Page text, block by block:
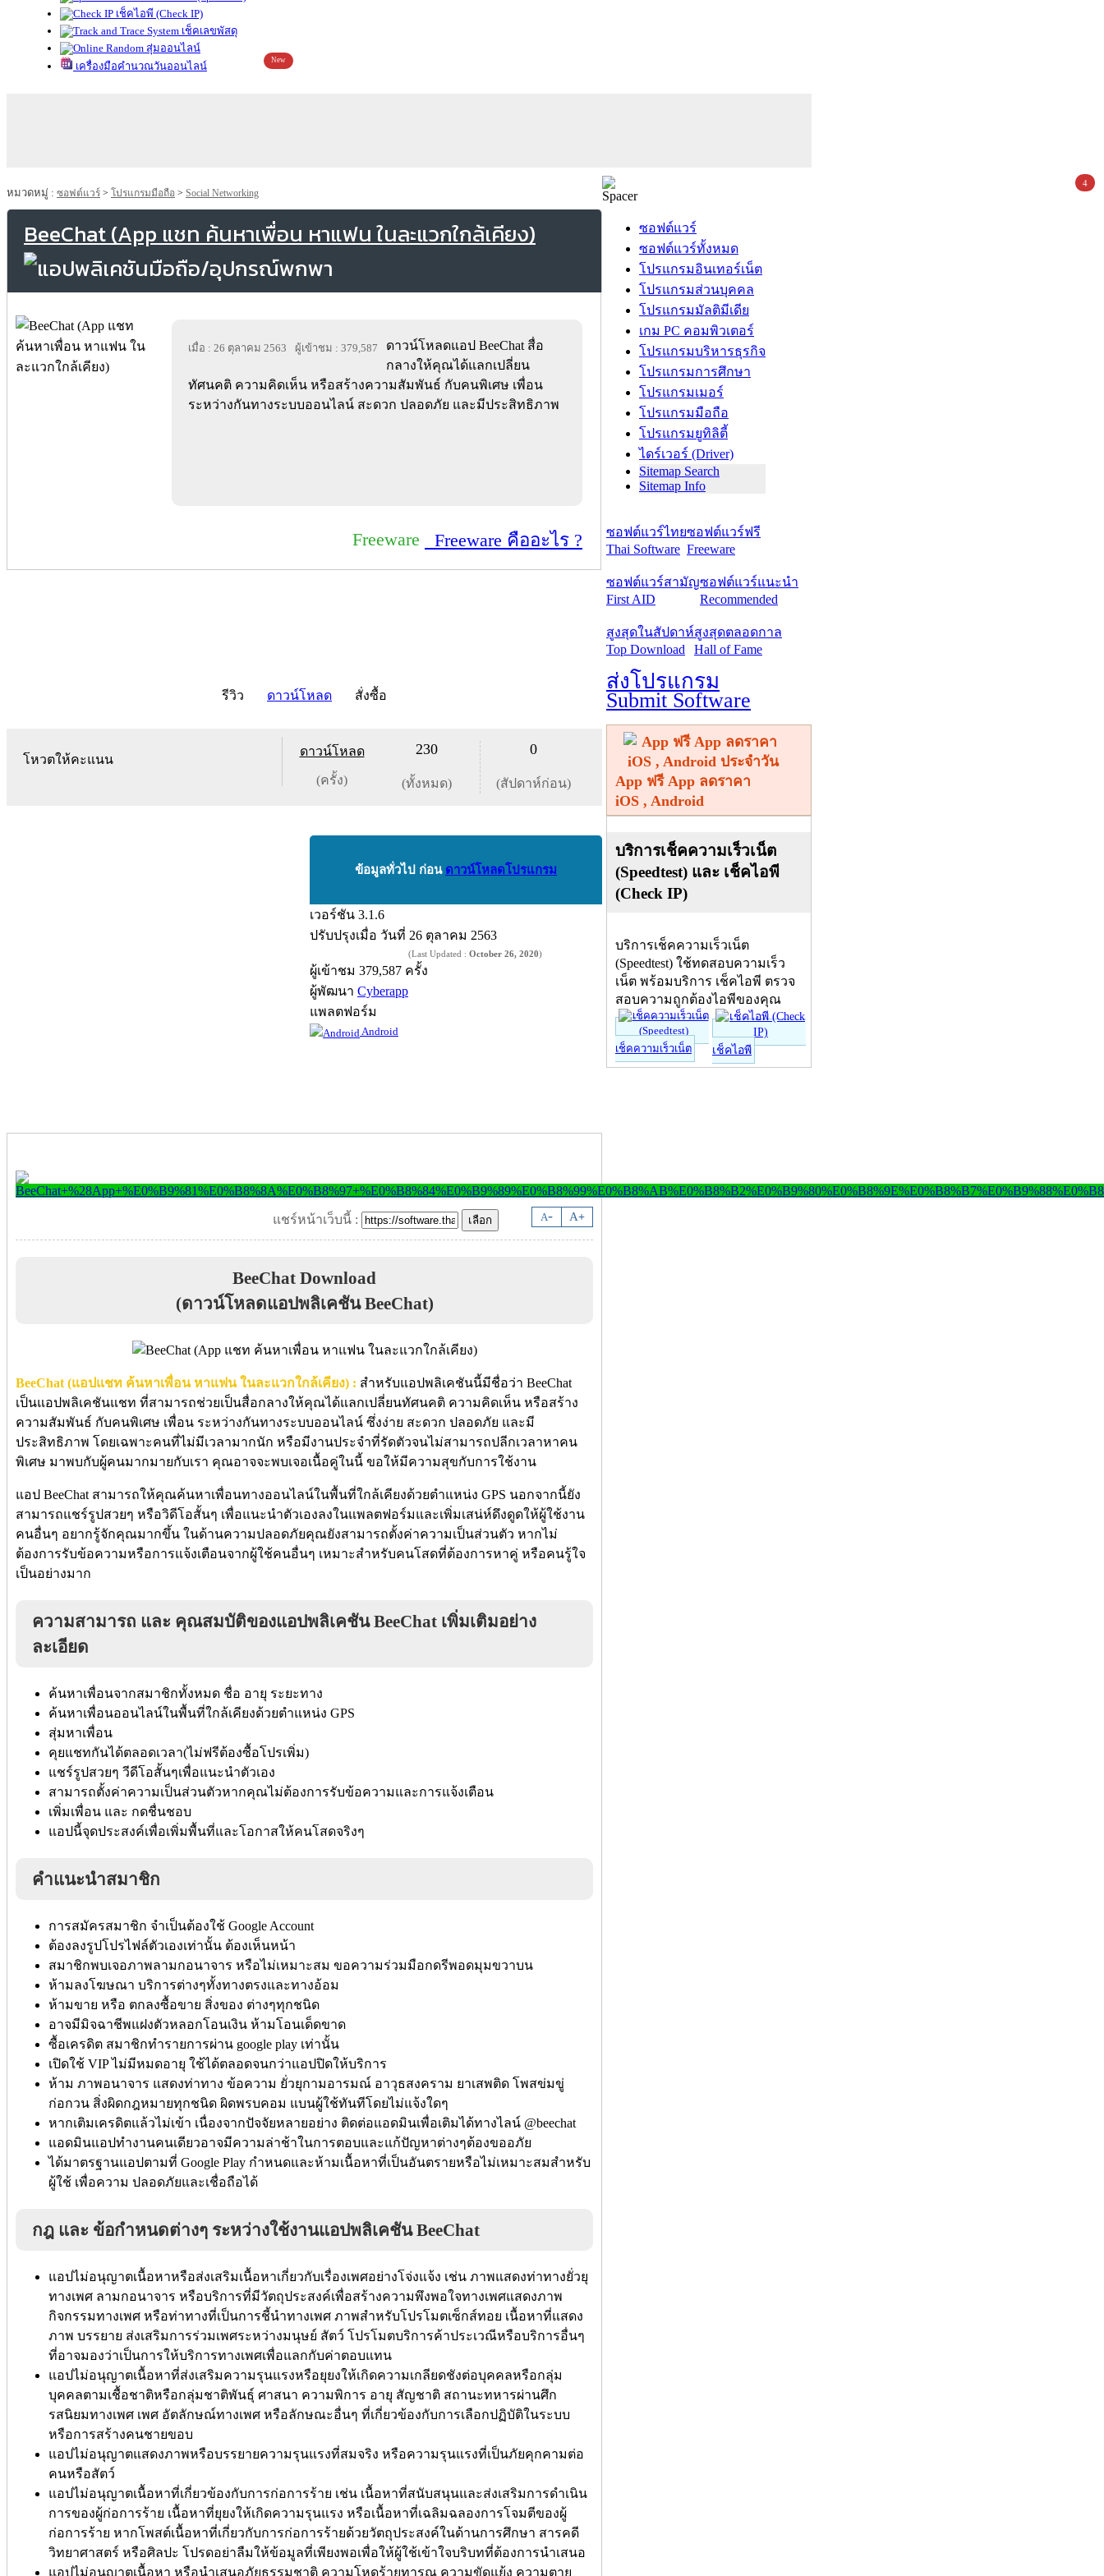
เช็คไอพี (Check IP)
เช็คเลขพัสดุ
สุ่มออนไลน์
เครื่องมือคำนวณวันออนไลน์
New
หมวดหมู่ : ซอฟต์แวร์ > โปรแกรมมือถือ > Social Networking
BeeChat (App แชท ค้นหาเพื่อน หาแฟน ในละแวกใกล้เคียง)
เมื่อ : 26 ตุลาคม 2563 ผู้เข้าชม : 379,587
ดาวน์โหลดแอป BeeChat สื่อ
กลางให้คุณได้แลกเปลี่ยน
ทัศนคติ ความคิดเห็น หรือสร้างความสัมพันธ์ กับคนพิเศษ เพื่อน
ระหว่างกันทางระบบออนไลน์ สะดวก ปลอดภัย และมีประสิทธิภาพ
Freeware Freeware คืออะไร ?
รีวิว ดาวน์โหลด สั่งซื้อ
โหวตให้คะแนน
ดาวน์โหลด
(ครั้ง)
230
(ทั้งหมด)
0
(สัปดาห์ก่อน)
ข้อมูลทั่วไป ก่อน ดาวน์โหลดโปรแกรม
เวอร์ชัน 3.1.6
ปรับปรุงเมื่อ วันที่ 26 ตุลาคม 2563
(Last Updated : October 26, 2020)
ผู้เข้าชม 379,587 ครั้ง
ผู้พัฒนา Cyberapp
แพลตฟอร์ม
Android
A- A+
แชร์หน้าเว็บนี้ :
BeeChat Download
(ดาวน์โหลดแอปพลิเคชัน BeeChat)
BeeChat (แอปแชท ค้นหาเพื่อน หาแฟน ในละแวกใกล้เคียง) : สำหรับแอปพลิเคชันนี้มีชื่อว่า BeeChat
เป็นแอปพลิเคชันแชท ที่สามารถช่วยเป็นสื่อกลางให้คุณได้แลกเปลี่ยนทัศนคติ ความคิดเห็น หรือสร้าง
ความสัมพันธ์ กับคนพิเศษ เพื่อน ระหว่างกันทางระบบออนไลน์ ซึ่งง่าย สะดวก ปลอดภัย และมี
ประสิทธิภาพ โดยเฉพาะคนที่ไม่มีเวลามากนัก หรือมีงานประจำที่รัดตัวจนไม่สามารถปลีกเวลาหาคน
พิเศษ มาพบกับผู้คนมากมายกับเรา คุณอาจจะพบเจอเนื้อคู่ในนี้ ขอให้มีความสุขกับการใช้งาน
แอป BeeChat สามารถให้คุณค้นหาเพื่อนทางออนไลน์ในพื้นที่ใกล้เคียงด้วยตำแหน่ง GPS นอกจากนี้ยัง
สามารถแชร์รูปสวยๆ หรือวิดีโอสั้นๆ เพื่อแนะนำตัวเองลงในแพลตฟอร์มและเพิ่มเสน่ห์ดึงดูดให้ผู้ใช้งาน
คนอื่นๆ อยากรู้จักคุณมากขึ้น ในด้านความปลอดภัยคุณยังสามารถตั้งค่าความเป็นส่วนตัว หากไม่
ต้องการรับข้อความหรือการแจ้งเตือนจากผู้ใช้คนอื่นๆ เหมาะสำหรับคนโสดที่ต้องการหาคู่ หรือคนรู้ใจ
เป็นอย่างมาก
ความสามารถ และ คุณสมบัติของแอปพลิเคชัน BeeChat เพิ่มเติมอย่าง
ละเอียด
ค้นหาเพื่อนจากสมาชิกทั้งหมด ชื่อ อายุ ระยะทาง
ค้นหาเพื่อนออนไลน์ในพื้นที่ใกล้เคียงด้วยตำแหน่ง GPS
สุ่มหาเพื่อน
คุยแชทกันได้ตลอดเวลา(ไม่ฟรีต้องซื้อโปรเพิ่ม)
แชร์รูปสวยๆ วีดีโอสั้นๆเพื่อแนะนำตัวเอง
สามารถตั้งค่าความเป็นส่วนตัวหากคุณไม่ต้องการรับข้อความและการแจ้งเตือน
เพิ่มเพื่อน และ กดชื่นชอบ
แอปนี้จุดประสงค์เพื่อเพิ่มพื้นที่และโอกาสให้คนโสดจริงๆ
คำแนะนำสมาชิก
การสมัครสมาชิก จำเป็นต้องใช้ Google Account
ต้องลงรูปโปรไฟล์ตัวเองเท่านั้น ต้องเห็นหน้า
สมาชิกพบเจอภาพลามกอนาจาร หรือไม่เหมาะสม ขอความร่วมมือกดรีพอดมุมขวาบน
ห้ามลงโฆษณา บริการต่างๆทั้งทางตรงและทางอ้อม
ห้ามขาย หรือ ตกลงซื้อขาย สิ่งของ ต่างๆทุกชนิด
อาจมีมิจฉาชีพแฝงตัวหลอกโอนเงิน ห้ามโอนเด็ดขาด
ซื้อเครดิต สมาชิกทำรายการผ่าน google play เท่านั้น
เปิดใช้ VIP ไม่มีหมดอายุ ใช้ได้ตลอดจนกว่าแอปปิดให้บริการ
ห้าม ภาพอนาจาร แสดงท่าทาง ข้อความ ยั่วยุกามอารมณ์ อาวุธสงคราม ยาเสพติด โพสข่มขู่
ก่อกวน สิ่งผิดกฎหมายทุกชนิด ผิดพรบคอม แบนผู้ใช้ทันทีโดยไม่แจ้งใดๆ
หากเติมเครดิตแล้วไม่เข้า เนื่องจากปัจจัยหลายอย่าง ติดต่อแอดมินเพื่อเติมได้ทางไลน์ @beechat
แอดมินแอปทำงานคนเดียวอาจมีความล่าช้าในการตอบและแก้ปัญหาต่างๆต้องขออภัย
ได้มาตรฐานแอปตามที่ Google Play กำหนดและห้ามเนื้อหาที่เป็นอันตรายหรือไม่เหมาะสมสำหรับ
ผู้ใช้ เพื่อความ ปลอดภัยและเชื่อถือได้
กฎ และ ข้อกำหนดต่างๆ ระหว่างใช้งานแอปพลิเคชัน BeeChat
แอปไม่อนุญาตเนื้อหาหรือส่งเสริมเนื้อหาเกี่ยวกับเรื่องเพศอย่างโจ่งแจ้ง เช่น ภาพแสดงท่าทางยั่วยุ
ทางเพศ ลามกอนาจาร หรือบริการที่มีวัตถุประสงค์เพื่อสร้างความพึงพอใจทางเพศแสดงภาพ
กิจกรรมทางเพศ หรือท่าทางที่เป็นการชี้นำทางเพศ ภาพสำหรับโปรโมตเซ็กส์ทอย เนื้อหาที่แสดง
ภาพ บรรยาย ส่งเสริมการร่วมเพศระหว่างมนุษย์ สัตว์ โปรโมตบริการค้าประเวณีหรือบริการอื่นๆ
ที่อาจมองว่าเป็นการให้บริการทางเพศเพื่อแลกกับค่าตอบแทน
แอปไม่อนุญาตเนื้อหาที่ส่งเสริมความรุนแรงหรือยุยงให้เกิดความเกลียดชังต่อบุคคลหรือกลุ่ม
บุคคลตามเชื้อชาติหรือกลุ่มชาติพันธุ์ ศาสนา ความพิการ อายุ สัญชาติ สถานะทหารผ่านศึก
รสนิยมทางเพศ เพศ อัตลักษณ์ทางเพศ หรือลักษณะอื่นๆ ที่เกี่ยวข้องกับการเลือกปฏิบัติในระบบ
หรือการสร้างคนชายขอบ
แอปไม่อนุญาตแสดงภาพหรือบรรยายความรุนแรงที่สมจริง หรือความรุนแรงที่เป็นภัยคุกคามต่อ
คนหรือสัตว์
แอปไม่อนุญาตเนื้อหาที่เกี่ยวข้องกับการก่อการร้าย เช่น เนื้อหาที่สนับสนุนและส่งเสริมการดำเนิน
การของผู้ก่อการร้าย เนื้อหาที่ยุยงให้เกิดความรุนแรง หรือเนื้อหาที่เฉลิมฉลองการโจมตีของผู้
ก่อการร้าย หากโพสต์เนื้อหาที่เกี่ยวกับการก่อการร้ายด้วยวัตถุประสงค์ในด้านการศึกษา สารคดี
วิทยาศาสตร์ หรือศิลปะ โปรดอย่าลืมให้ข้อมูลที่เพียงพอเพื่อให้ผู้ใช้เข้าใจบริบทที่ต้องการนำเสนอ
แอปไม่อนุญาตเนื้อหา หรือนำเสนอภัยธรรมชาติ ความโหดร้ายทารุณ ความขัดแย้ง ความตาย
ซอฟต์แวร์
ซอฟต์แวร์ทั้งหมด
โปรแกรมอินเทอร์เน็ต
โปรแกรมส่วนบุคคล
โปรแกรมมัลติมีเดีย
เกม PC คอมพิวเตอร์
โปรแกรมบริหารธุรกิจ
โปรแกรมการศึกษา
โปรแกรมเมอร์
โปรแกรมมือถือ
โปรแกรมยูทิลิตี้
ไดร์เวอร์ (Driver)
Sitemap Search
Sitemap Info
ซอฟต์แวร์ไทย
Thai Software
ซอฟต์แวร์ฟรี
Freeware
ซอฟต์แวร์สามัญ
First AID
ซอฟต์แวร์แนะนำ
Recommended
สูงสุดในสัปดาห์
Top Download
สูงสุดตลอดกาล
Hall of Fame
ส่งโปรแกรม
Submit Software
App ฟรี App ลดราคา
iOS , Android
บริการเช็คความเร็วเน็ต
(Speedtest) และ เช็คไอพี
(Check IP)
บริการเช็คความเร็วเน็ต
(Speedtest) ใช้ทดสอบความเร็ว
เน็ต พร้อมบริการ เช็คไอพี ตรวจ
สอบความถูกต้องไอพีของคุณ
เช็คความเร็วเน็ต เช็คไอพี
4